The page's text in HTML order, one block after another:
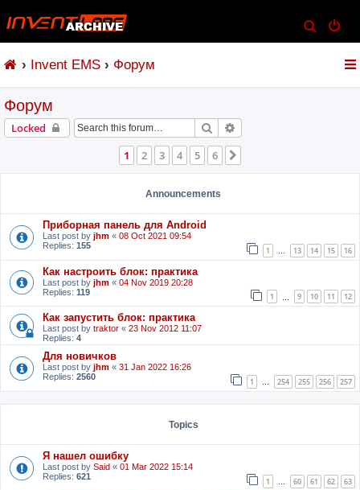
e
Invent EMS Форум
Форум
Locked Search
1
2 3 4 5 6
Announcements
Приборная панель для Android
Last post by jhm « 08 Oct 2021 09:54
Replies: 155 1 … 13 14 15 16
Как настроить блок: практика
Last post by jhm « 04 Nov 2019 20:28
Replies: 119 1 9 10 11 12
Как запустить блок: практика
Last post by traktor « 23 Nov 2012 11:07
Replies: 4
Для новичков
Last post by jhm « 31 Jan 2022 16:26
Replies: 2560 1 … 254 255 256 257
Topics
Я нашел ошибку
Last post by Said « 01 Mar 2022 15:14
Replies: 621 1 … 60 61 62 63